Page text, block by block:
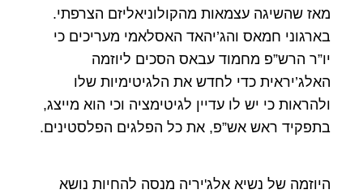
מאז שהשיגה עצמאות מהקולוניאליזם הצרפתי.
בארגוני חמאס והג’יהאד האסלאמי מעריכים כי
יו”ר הרש”פ מחמוד עבאס הסכים ליוזמה
האלג’יראית כדי לחדש את הלגיטימיות שלו
ולהראות כי יש לו עדיין לגיטימציה וכי הוא מייצג,
בתפקיד ראש אש”פ, את כל הפלגים הפלסטינים.
היוזמה של נשיא אלג'יריה מנסה להחיות נושא